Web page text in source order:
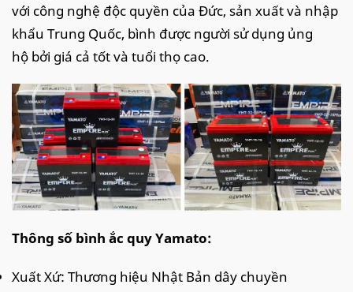
với công nghệ độc quyền của Đức, sản xuất và nhập
khẩu Trung Quốc, bình được người sử dụng ủng
hộ bởi giá cả tốt và tuổi thọ cao.
Thông số bình ắc quy Yamato:
Xuất Xứ: Thương hiệu Nhật Bản dây chuyền